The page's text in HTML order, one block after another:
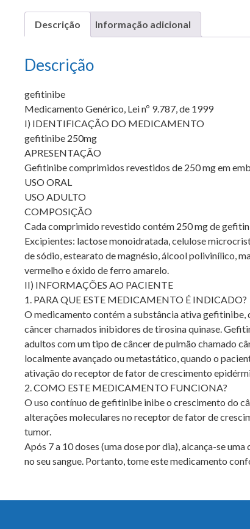
Descrição Informação adicional
Descrição
gefitinibe
Medicamento Genérico, Lei nº 9.787, de 1999
I) IDENTIFICAÇÃO DO MEDICAMENTO
gefitinibe 250mg
APRESENTAÇÃO
Gefitinibe comprimidos revestidos de 250 mg em
USO ORAL
USO ADULTO
COMPOSIÇÃO
Cada comprimido revestido contém 250 mg de
Excipientes: lactose monoidratada, celulose
de sódio, estearato de magnésio, álcool polivinílico,
vermelho e óxido de ferro amarelo.
II) INFORMAÇÕES AO PACIENTE
1. PARA QUE ESTE MEDICAMENTO É INDICADO?
O medicamento contém a substância ativa gefitinibe,
câncer chamados inibidores de tirosina quinase.
adultos com um tipo de câncer de pulmão chamado
localmente avançado ou metastático, quando o
ativação do receptor de fator de crescimento
2. COMO ESTE MEDICAMENTO FUNCIONA?
O uso contínuo de gefitinibe inibe o crescimento do
alterações moleculares no receptor de fator de
tumor.
Após 7 a 10 doses (uma dose por dia), alcança-se
no seu sangue. Portanto, tome este medicamento